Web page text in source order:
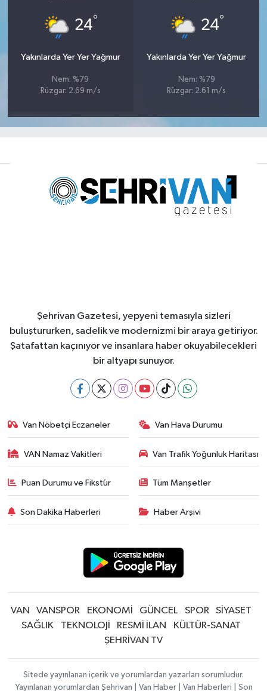
24°
Yakınlarda Yer Yer Yağmur
Nem: %79
Rüzgar: 2.69 m/s
24°
Yakınlarda Yer Yer Yağmur
Nem: %79
Rüzgar: 2.61 m/s
Şehrivan Gazetesi, yepyeni temasıyla sizleri
buluştururken, sadelik ve modernizmi bir araya getiriyor.
Şatafattan kaçınıyor ve insanlara haber okuyabilecekleri
bir altyapı sunuyor.
Van Nöbetçi Eczaneler Van Hava Durumu
VAN Namaz Vakitleri Van Trafik Yoğunluk Haritası
Puan Durumu ve Fikstür Tüm Manşetler
Son Dakika Haberleri Haber Arşivi
VAN VANSPOR EKONOMİ GÜNCEL SPOR
SİYASET
SAĞLIK
TEKNOLOJİ RESMİ İLAN
KÜLTÜR-SANAT
ŞEHRİVAN TV
Sitede yayınlanan içerik ve yorumlardan yazarları sorumludur.
Yayınlanan yorumlardan Şehrivan | Van Haber | Van Haberleri | Son